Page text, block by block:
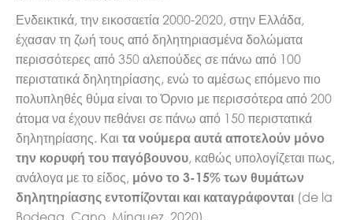
Ενδεικτικά, την εικοσαετία 2000-2020, στην Ελλάδα,
έχασαν τη ζωή τους από δηλητηριασμένα δολώματα
περισσότερες από 350 αλεπούδες σε πάνω από 100
περιστατικά δηλητηρίασης, ενώ το αμέσως επόμενο πιο
πολυπληθές θύμα είναι το Όρνιο με περισσότερα από 200
άτομα να έχουν πεθάνει σε πάνω από 150 περιστατικά
δηλητηρίασης. Και τα νούμερα αυτά αποτελούν μόνο
την κορυφή του παγόβουνου, καθώς υπολογίζεται πως,
ανάλογα με το είδος, μόνο το 3-15% των θυμάτων
δηλητηρίασης εντοπίζονται και καταγράφονται (de la
Bodega, Cano, Mínguez, 2020).